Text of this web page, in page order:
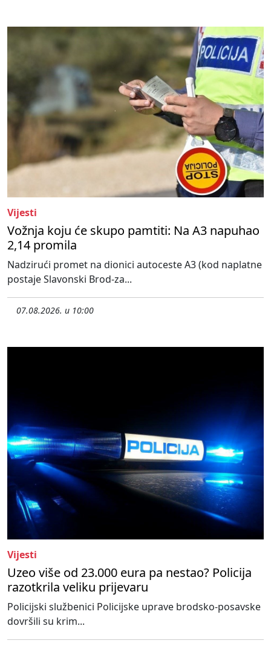
Vijesti
Vožnja koju će skupo pamtiti: Na A3 napuhao
2,14 promila
Nadzirući promet na dionici autoceste A3 (kod naplatne
postaje Slavonski Brod-za...
07.08.2026. u 10:00
Vijesti
Uzeo više od 23.000 eura pa nestao? Policija
razotkrila veliku prijevaru
Policijski službenici Policijske uprave brodsko-posavske
dovršili su krim...